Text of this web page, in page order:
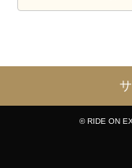
© RIDE ON